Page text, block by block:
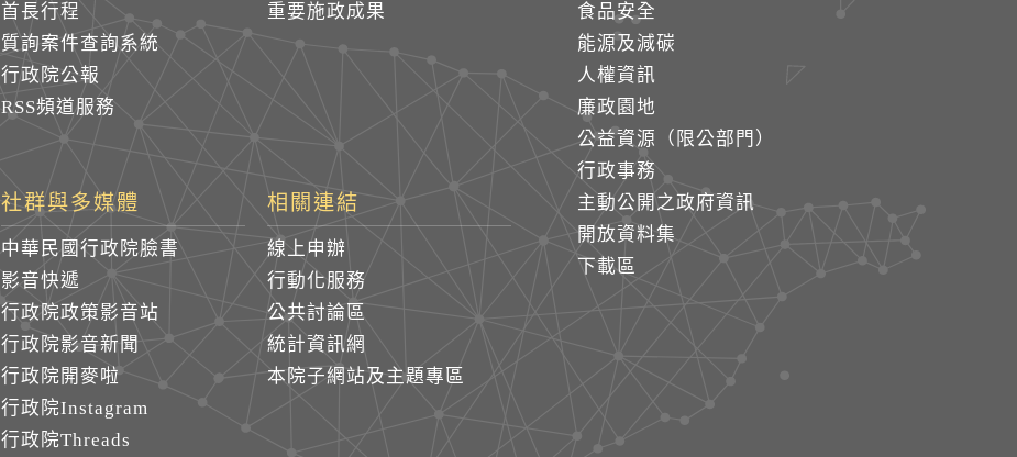
首長行程
質詢案件查詢系統
行政院公報
RSS頻道服務
重要施政成果
食品安全
能源及減碳
人權資訊
廉政園地
公益資源（限公部門）
行政事務
主動公開之政府資訊
開放資料集
下載區
社群與多媒體
中華民國行政院臉書
影音快遞
行政院政策影音站
行政院影音新聞
行政院開麥啦
行政院Instagram
行政院Threads
相關連結
線上申辦
行動化服務
公共討論區
統計資訊網
本院子網站及主題專區